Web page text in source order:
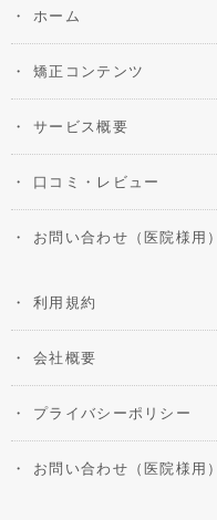
ホーム
矯正コンテンツ
サービス概要
口コミ・レビュー
お問い合わせ（医院様用）
利用規約
会社概要
プライバシーポリシー
お問い合わせ（医院様用）